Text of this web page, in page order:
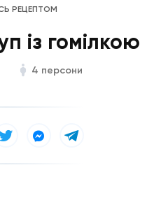
РЕЦЕПТОМ
із гомілкою
4 персони